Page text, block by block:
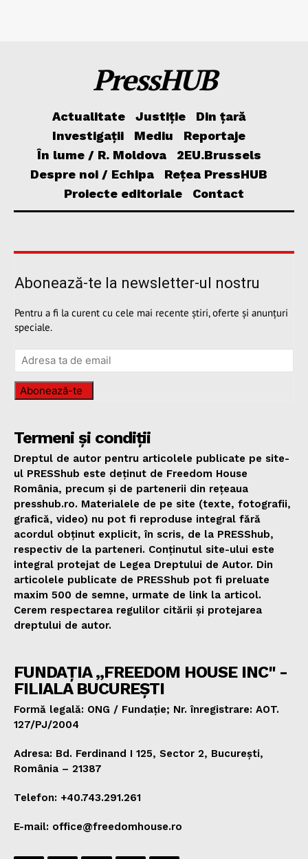
PressHUB
Actualitate Justiție
Din țară
Investigații
Mediu
Reportaje
În lume / R. Moldova
2EU.Brussels
Despre noi / Echipa
Rețea PressHUB
Proiecte editoriale
Contact
Abonează-te la newsletter-ul nostru
Pentru a fi la curent cu cele mai recente știri, oferte și anunțuri
speciale.
Abonează-te
Termeni și condiții
Dreptul de autor pentru articolele publicate pe site-
ul PRESShub este deținut de Freedom House
România, precum și de partenerii din rețeaua
presshub.ro. Materialele de pe site (texte, fotografii,
grafică, video) nu pot fi reproduse integral fără
acordul obținut explicit, în scris, de la PRESShub,
respectiv de la parteneri. Conținutul site-ului este
integral protejat de Legea Dreptului de Autor. Din
articolele publicate de PRESShub pot fi preluate
maxim 500 de semne, urmate de link la articol.
Cerem respectarea regulilor citării și protejarea
dreptului de autor.
FUNDAȚIA „FREEDOM HOUSE INC" -
FILIALA BUCUREȘTI
Formă legală: ONG / Fundație; Nr. înregistrare: AOT.
127/PJ/2004
Adresa: Bd. Ferdinand I 125, Sector 2, București,
România – 21387
Telefon: +40.743.291.261
E-mail: office@freedomhouse.ro